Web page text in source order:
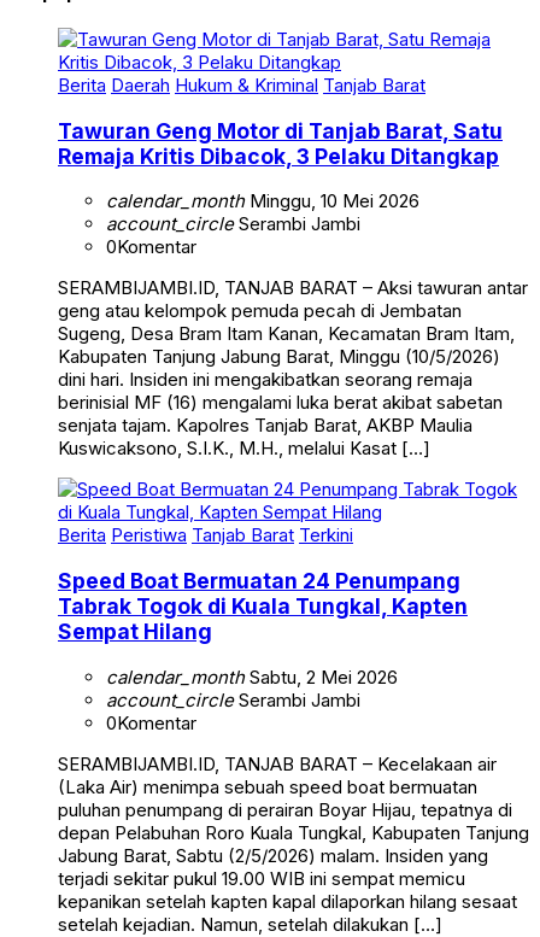
Berita Daerah Hukum & Kriminal Tanjab Barat
Tawuran Geng Motor di Tanjab Barat, Satu
Remaja Kritis Dibacok, 3 Pelaku Ditangkap
calendar_monthMinggu, 10 Mei 2026
account_circleSerambi Jambi
0Komentar
SERAMBIJAMBI.ID, TANJAB BARAT – Aksi tawuran antar
geng atau kelompok pemuda pecah di Jembatan
Sugeng, Desa Bram Itam Kanan, Kecamatan Bram Itam,
Kabupaten Tanjung Jabung Barat, Minggu (10/5/2026)
dini hari. Insiden ini mengakibatkan seorang remaja
berinisial MF (16) mengalami luka berat akibat sabetan
senjata tajam. Kapolres Tanjab Barat, AKBP Maulia
Kuswicaksono, S.I.K., M.H., melalui Kasat […]
Berita Peristiwa Tanjab Barat Terkini
Speed Boat Bermuatan 24 Penumpang
Tabrak Togok di Kuala Tungkal, Kapten
Sempat Hilang
calendar_monthSabtu, 2 Mei 2026
account_circleSerambi Jambi
0Komentar
SERAMBIJAMBI.ID, TANJAB BARAT – Kecelakaan air
(Laka Air) menimpa sebuah speed boat bermuatan
puluhan penumpang di perairan Boyar Hijau, tepatnya di
depan Pelabuhan Roro Kuala Tungkal, Kabupaten Tanjung
Jabung Barat, Sabtu (2/5/2026) malam. Insiden yang
terjadi sekitar pukul 19.00 WIB ini sempat memicu
kepanikan setelah kapten kapal dilaporkan hilang sesaat
setelah kejadian. Namun, setelah dilakukan […]